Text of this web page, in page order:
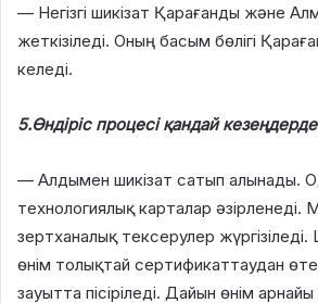
— Негізгі шикізат Қарағанды және
жеткізіледі. Оның басым бөлігі
келеді.
5.Өндіріс процесі қандай
— Алдымен шикізат сатып алынады.
технологиялық карталар әзірленеді.
зертханалық тексерулер
өнім толықтай сертификаттаудан
зауытта пісіріледі. Дайын өнім